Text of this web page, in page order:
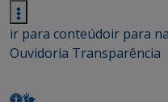
ir para conteúdoir para
Ouvidoria Transparência